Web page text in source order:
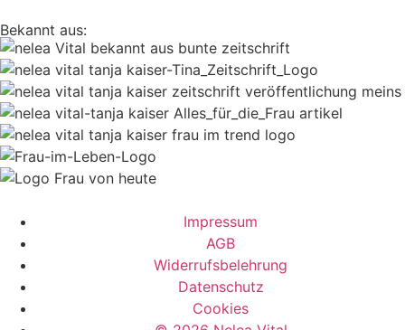
Bekannt aus:
Impressum
AGB
Widerrufsbelehrung
Datenschutz
Cookies